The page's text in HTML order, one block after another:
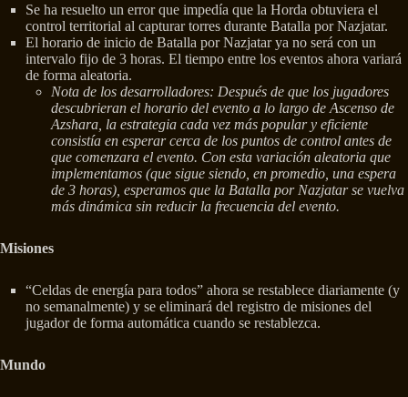
Se ha resuelto un error que impedía que la Horda obtuviera el
control territorial al capturar torres durante Batalla por Nazjatar.
El horario de inicio de Batalla por Nazjatar ya no será con un
intervalo fijo de 3 horas. El tiempo entre los eventos ahora variará
de forma aleatoria.
Nota de los desarrolladores: Después de que los jugadores
descubrieran el horario del evento a lo largo de Ascenso de
Azshara, la estrategia cada vez más popular y eficiente
consistía en esperar cerca de los puntos de control antes de
que comenzara el evento. Con esta variación aleatoria que
implementamos (que sigue siendo, en promedio, una espera
de 3 horas), esperamos que la Batalla por Nazjatar se vuelva
más dinámica sin reducir la frecuencia del evento.
Misiones
“Celdas de energía para todos” ahora se restablece diariamente (y
no semanalmente) y se eliminará del registro de misiones del
jugador de forma automática cuando se restablezca.
Mundo